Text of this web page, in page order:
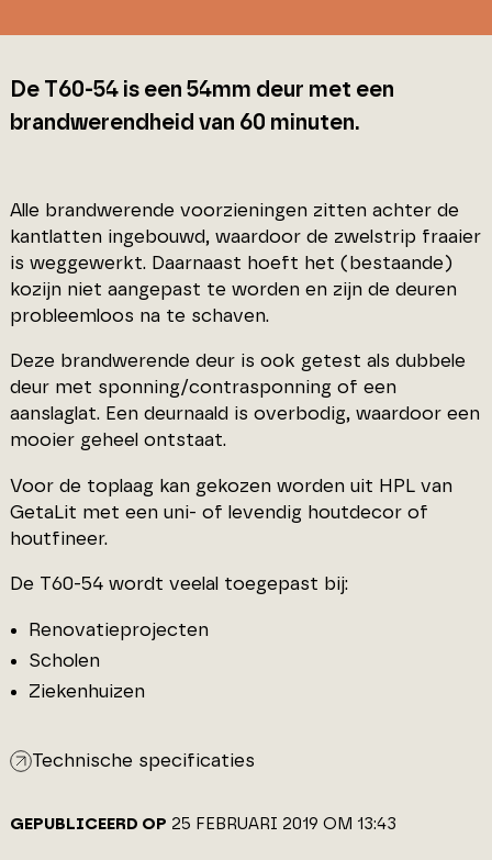
De T60-54 is een 54mm deur met een
brandwerendheid van 60 minuten.
Alle brandwerende voorzieningen zitten achter de
kantlatten ingebouwd, waardoor de zwelstrip fraaier
is weggewerkt. Daarnaast hoeft het (bestaande)
kozijn niet aangepast te worden en zijn de deuren
probleemloos na te schaven.
Deze brandwerende deur is ook getest als dubbele
deur met sponning/contrasponning of een
aanslaglat. Een deurnaald is overbodig, waardoor een
mooier geheel ontstaat.
Voor de toplaag kan gekozen worden uit HPL van
GetaLit met een uni- of levendig houtdecor of
houtfineer.
De T60-54 wordt veelal toegepast bij:
Renovatieprojecten
Scholen
Ziekenhuizen
Technische specificaties
GEPUBLICEERD OP 25 FEBRUARI 2019 OM 13:43